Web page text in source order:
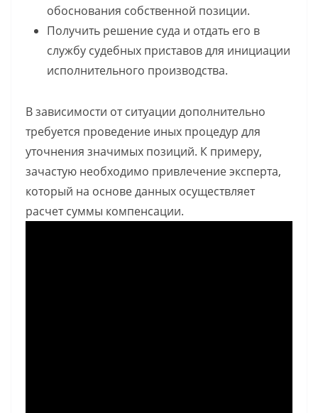
обоснования собственной позиции.
Получить решение суда и отдать его в
службу судебных приставов для инициации
исполнительного производства.
В зависимости от ситуации дополнительно
требуется проведение иных процедур для
уточнения значимых позиций. К примеру,
зачастую необходимо привлечение эксперта,
который на основе данных осуществляет
расчет суммы компенсации.